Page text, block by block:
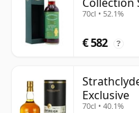
jaar oud
70cl • 52.1%
€ 582 ?
Exclusive
70cl • 40.1%